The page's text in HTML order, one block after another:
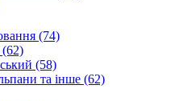
(74)
(62)
(58)
та інше (62)